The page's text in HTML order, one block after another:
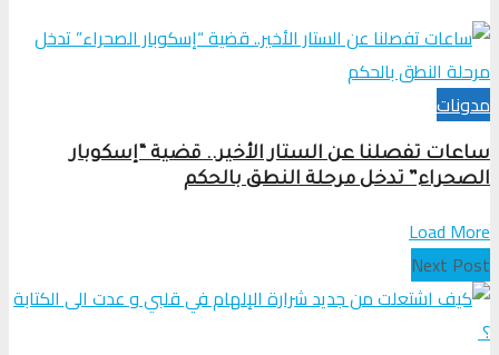
مدونات
ساعات تفصلنا عن الستار الأخير.. قضية “إسكوبار
الصحراء” تدخل مرحلة النطق بالحكم
Load More
Next Post